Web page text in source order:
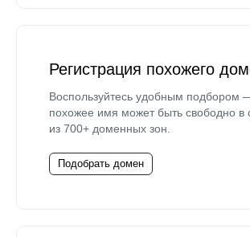
Регистрация похожего
Воспользуйтесь удобным подбором
похожее имя может быть свободно в
из 700+ доменных зон.
Подобрать домен